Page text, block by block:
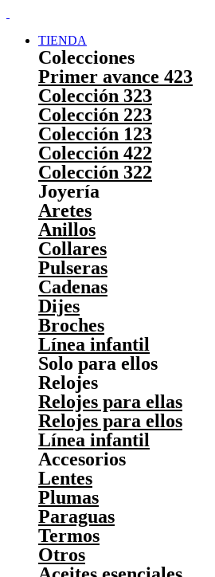
TIENDA
Colecciones
Primer avance 423
Colección 323
Colección 223
Colección 123
Colección 422
Colección 322
Joyería
Aretes
Anillos
Collares
Pulseras
Cadenas
Dijes
Broches
Línea infantil
Solo para ellos
Relojes
Relojes para ellas
Relojes para ellos
Línea infantil
Accesorios
Lentes
Plumas
Paraguas
Termos
Otros